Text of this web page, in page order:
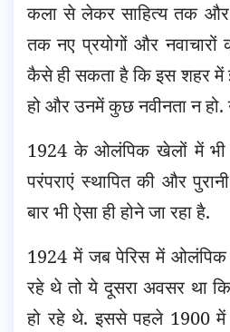
कला से लेकर साहित्य तक और
तक नए प्रयोगों और
कैसे ही सकता है कि इस शहर
हो और उनमें कुछ नवीनता न हो.
1924 के ओलंपिक खेलों में
परंपराएं स्थापित की और
बार भी ऐसा ही होने जा रहा है.
1924 में जब पेरिस में
रहे थे तो ये दूसरा अवसर था
हो रहे थे. इससे पहले 1900